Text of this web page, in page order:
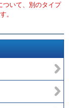
ついて、別のタイプ
。